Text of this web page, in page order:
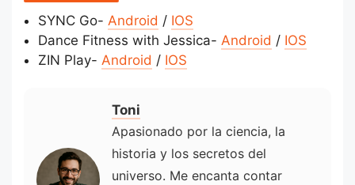
SYNC Go- Android / IOS
Dance Fitness with Jessica- Android / IOS
ZIN Play- Android / IOS
Toni
Apasionado por la ciencia, la
historia y los secretos del
universo. Me encanta contar